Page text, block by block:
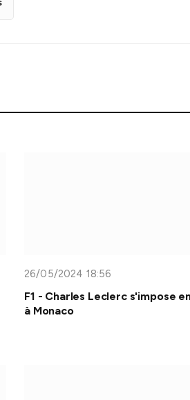
26/05/2024 18:56
F1 - Charles Leclerc s'impose
à Monaco